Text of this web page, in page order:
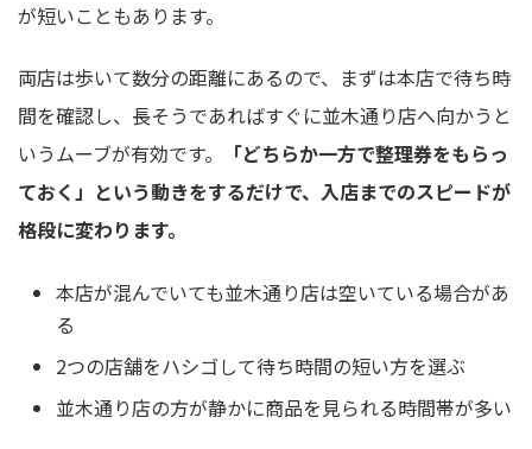
が短いこともあります。
両店は歩いて数分の距離にあるので、まずは本店で待ち時
間を確認し、長そうであればすぐに並木通り店へ向かうと
いうムーブが有効です。
「どちらか一方で整理券をもらっ
ておく」という動きをするだけで、入店までのスピードが
格段に変わります。
本店が混んでいても並木通り店は空いている場合があ
る
2つの店舗をハシゴして待ち時間の短い方を選ぶ
並木通り店の方が静かに商品を見られる時間帯が多い